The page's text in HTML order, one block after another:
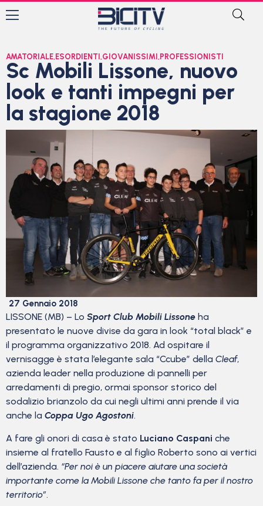
AMATORIALE, ESORDIENTI ,GIOVANISSIMI , PROFESSIONISTI
Sc Mobili Lissone, nuovo
look e tanti impegni per
la stagione 2018
27 Gennaio 2018
LISSONE (MB) – Lo Sport Club Mobili Lissone ha
presentato le nuove divise da gara in look “total black” e
il programma organizzativo 2018. Ad ospitare il
vernisagge è stata l’elegante sala “Ccube” della Cleaf,
azienda leader nella produzione di pannelli per
arredamenti di pregio, ormai sponsor storico del
sodalizio brianzolo da cui negli ultimi anni prende il via
anche la Coppa Ugo Agostoni.
A fare gli onori di casa è stato Luciano Caspani che
insieme al fratello Fausto e al figlio Roberto sono ai vertici
dell’azienda. “Per noi è un piacere aiutare una società
importante come la Mobili Lissone che tanto fa per il nostro
territorio”.